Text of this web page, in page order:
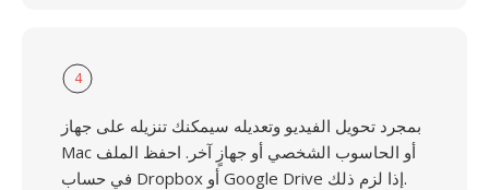
4
بمجرد تحويل الفيديو وتعديله سيمكنك تنزيله على جهاز
Mac أو الحاسوب الشخصي أو جهازٍ آخر. احفظ الملف
في حساب Dropbox أو Google Drive إذا لزم ذلك.